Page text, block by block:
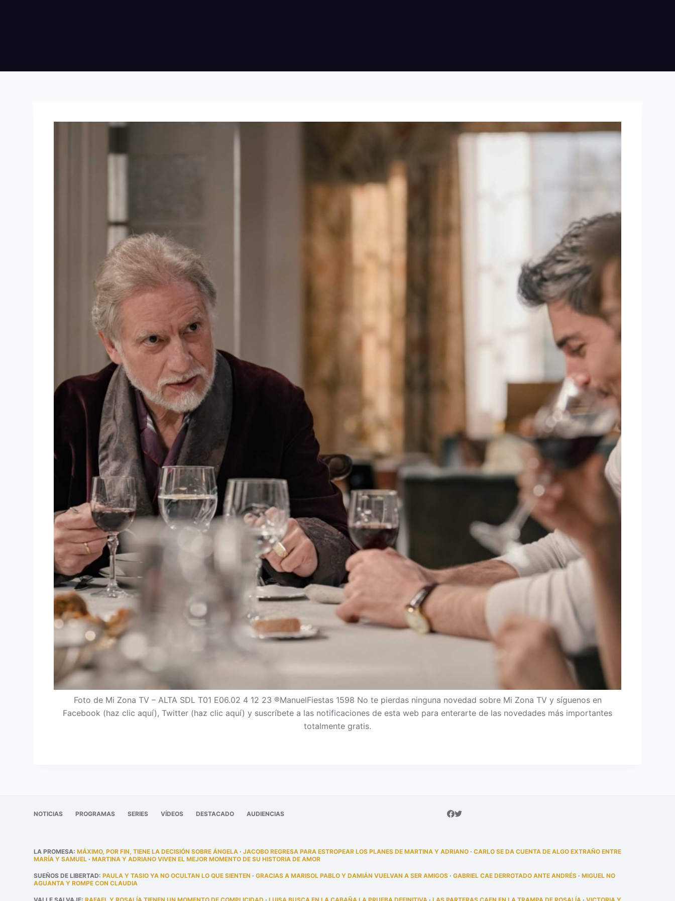
Foto de Mi Zona TV – ALTA SDL T01 E06.02 4 12 23 ®ManuelFiestas 1598 No te pierdas ninguna novedad sobre Mi Zona TV y síguenos en
Facebook (haz clic aquí), Twitter (haz clic aquí) y suscríbete a las notificaciones de esta web para enterarte de las novedades más importantes
totalmente gratis.
NOTICIAS PROGRAMAS SERIES VÍDEOS DESTACADO AUDIENCIAS
LA PROMESA:MÁXIMO, POR FIN, TIENE LA DECISIÓN SOBRE ÁNGELA ·JACOBO REGRESA PARA ESTROPEAR LOS PLANES DE MARTINA Y ADRIANO ·CARLO SE DA CUENTA DE ALGO EXTRAÑO ENTRE
MARÍA Y SAMUEL ·MARTINA Y ADRIANO VIVEN EL MEJOR MOMENTO DE SU HISTORIA DE AMOR
SUEÑOS DE LIBERTAD:PAULA Y TASIO YA NO OCULTAN LO QUE SIENTEN ·GRACIAS A MARISOL PABLO Y DAMIÁN VUELVAN A SER AMIGOS ·GABRIEL CAE DERROTADO ANTE ANDRÉS ·MIGUEL NO
AGUANTA Y ROMPE CON CLAUDIA